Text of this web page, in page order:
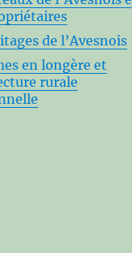
de l’Avesnois
en longère et
rurale